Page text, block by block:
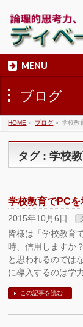
MENU
ブログ
HOME » ブログ » 学校教
タグ : 学校
学校教育でPCを
2015年10月6日
皆様は「学校教育
時、信用しますか
と思われるのでは
に導入するのは学
この記事を読む